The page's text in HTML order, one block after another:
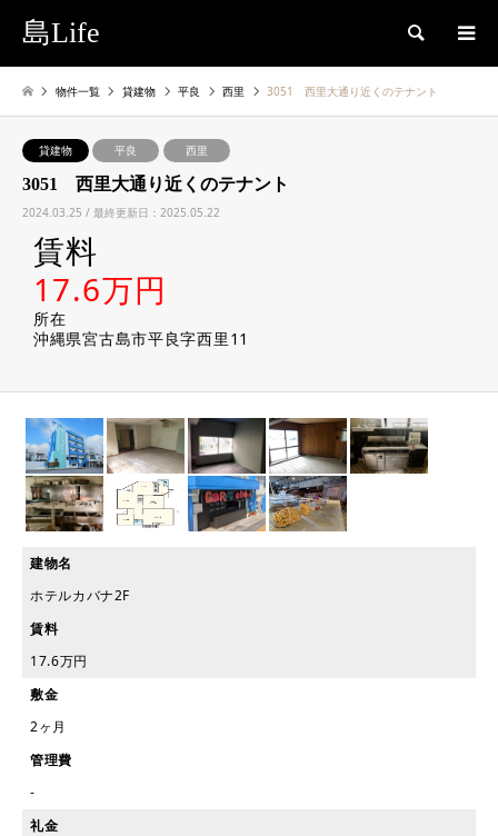
島Life 検索
物件一覧 貸建物 平良 西里 3051 西里大通り近くのテナント
貸建物 平良 西里
3051 西里大通り近くのテナント
2024.03.25 / 最終更新日：2025.05.22
賃料
17.6万円
所在
沖縄県宮古島市平良字西里11
建物名
ホテルカバナ2F
賃料
17.6万円
敷金
2ヶ月
管理費
-
礼金